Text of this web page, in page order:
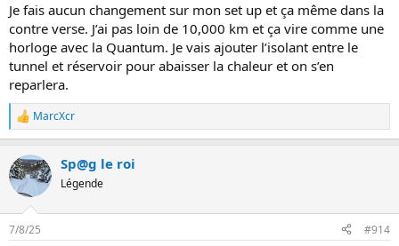
Je fais aucun changement sur mon set up et ça même dans la
contre verse. J’ai pas loin de 10,000 km et ça vire comme une
horloge avec la Quantum. Je vais ajouter l’isolant entre le
tunnel et réservoir pour abaisser la chaleur et on s’en
reparlera.
L
e
r
é
a
i
MarcXcr
Sp@g le roi
Légende
7/8/25 #914